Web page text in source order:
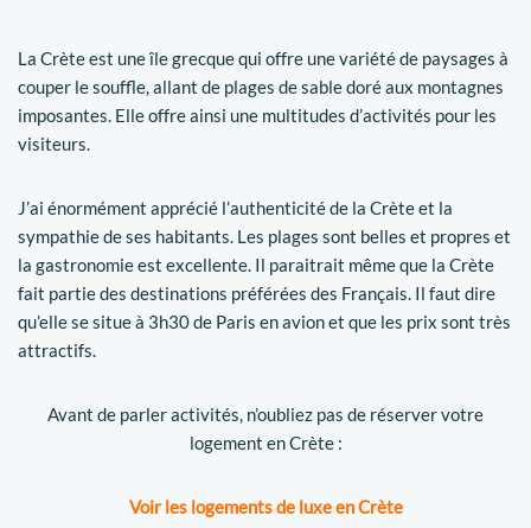
La Crète est une île grecque qui offre une variété de paysages à
couper le souffle, allant de plages de sable doré aux montagnes
imposantes. Elle offre ainsi une multitudes d’activités pour les
visiteurs.
J’ai énormément apprécié l’authenticité de la Crète et la
sympathie de ses habitants. Les plages sont belles et propres et
la gastronomie est excellente. Il paraitrait même que la Crète
fait partie des destinations préférées des Français. Il faut dire
qu’elle se situe à 3h30 de Paris en avion et que les prix sont très
attractifs.
Avant de parler activités, n’oubliez pas de réserver votre
logement en Crète :
Voir les logements de luxe en Crète